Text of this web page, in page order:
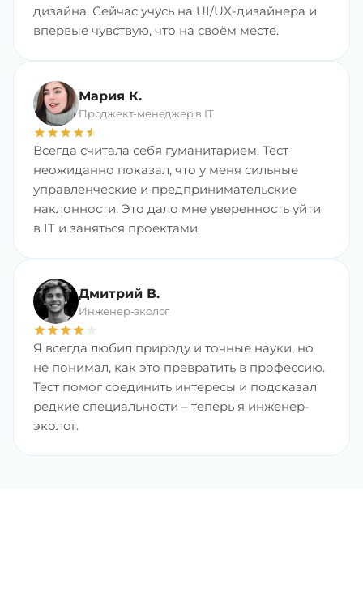
дизайна. Сейчас учусь на UI/UX-дизайнера и
впервые чувствую, что на своём месте.
Мария К.
Проджект-менеджер в IT
star star star star star
star
Всегда считала себя гуманитарием. Тест
неожиданно показал, что у меня сильные
управленческие и предпринимательские
наклонности. Это дало мне уверенность уйти
в IT и заняться проектами.
Дмитрий В.
Инженер-эколог
star star star star
Я всегда любил природу и точные науки, но
не понимал, как это превратить в профессию.
Тест помог соединить интересы и подсказал
редкие специальности – теперь я инженер-
эколог.